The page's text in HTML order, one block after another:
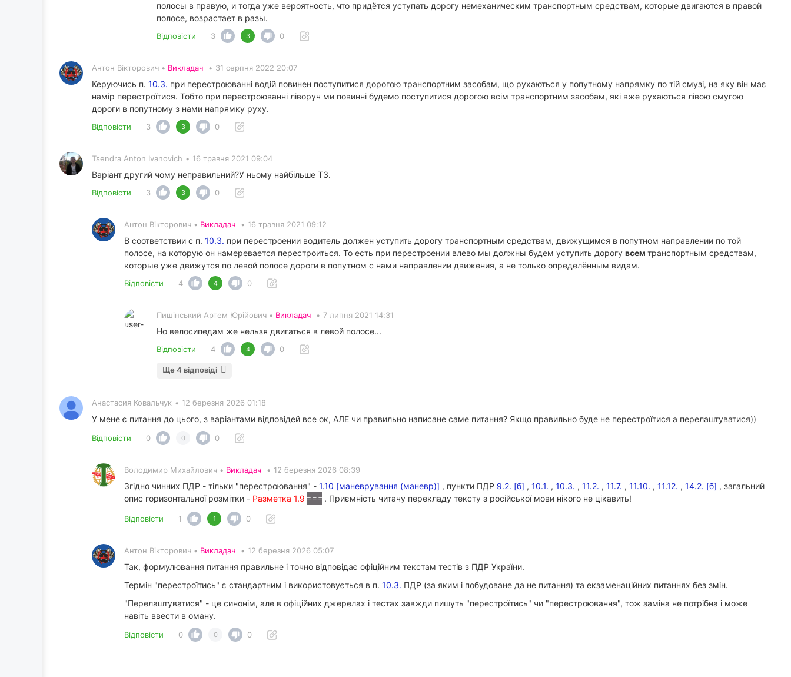
полосы в правую, и тогда уже вероятность, что придётся уступать дорогу немеханическим транспортным средствам, которые двигаются в правой
полосе, возрастает в разы.
Відповісти 3 3 0
Антон Вікторович • Викладач • 31 серпня 2022 20:07
Керуючись п. 10.3. при перестроюванні водій повинен поступитися дорогою транспортним засобам, що рухаються у попутному напрямку по тій смузі, на яку він має
намір перестроїтися. Тобто при перестроюванні ліворуч ми повинні будемо поступитися дорогою всім транспортним засобам, які вже рухаються лівою смугою
дороги в попутному з нами напрямку руху.
Відповісти 3 3 0
Tsendra Anton Ivanovich • 16 травня 2021 09:04
Варіант другий чому неправильний?У ньому найбільше ТЗ.
Відповісти 3 3 0
Антон Вікторович • Викладач • 16 травня 2021 09:12
В соответствии с п. 10.3. при перестроении водитель должен уступить дорогу транспортным средствам, движущимся в попутном направлении по той
полосе, на которую он намеревается перестроиться. То есть при перестроении влево мы должны будем уступить дорогу всем транспортным средствам,
которые уже движутся по левой полосе дороги в попутном с нами направлении движения, а не только определённым видам.
Відповісти 4 4 0
Пишінський Артем Юрійович • Викладач • 7 липня 2021 14:31
Но велосипедам же нельзя двигаться в левой полосе...
Відповісти 4 4 0
Ще 4 відповіді
Анастасия Ковальчук • 12 березня 2026 01:18
У мене є питання до цього, з варіантами відповідей все ок, АЛЕ чи правильно написане саме питання? Якщо правильно буде не перестроїтися а перелаштуватися))
Відповісти 0 0 0
Володимир Михайлович • Викладач • 12 березня 2026 08:39
Згідно чинних ПДР - тільки "перестроювання" - 1.10 [маневрування (маневр)] , пункти ПДР 9.2. [б] , 10.1. , 10.3. , 11.2. , 11.7. , 11.10. , 11.12. , 14.2. [б] , загальний
опис горизонтальної розмітки - Разметка 1.9 . Приємність читачу перекладу тексту з російської мови нікого не цікавить!
Відповісти 1 1 0
Антон Вікторович • Викладач • 12 березня 2026 05:07
Так, формулювання питання правильне і точно відповідає офіційним текстам тестів з ПДР України.
Термін "перестроїтись" є стандартним і використовується в п. 10.3. ПДР (за яким і побудоване да не питання) та екзаменаційних питаннях без змін.
"Перелаштуватися" - це синонім, але в офіційних джерелах і тестах завжди пишуть "перестроїтись" чи "перестроювання", тож заміна не потрібна і може
навіть ввести в оману.
Відповісти 0 0 0